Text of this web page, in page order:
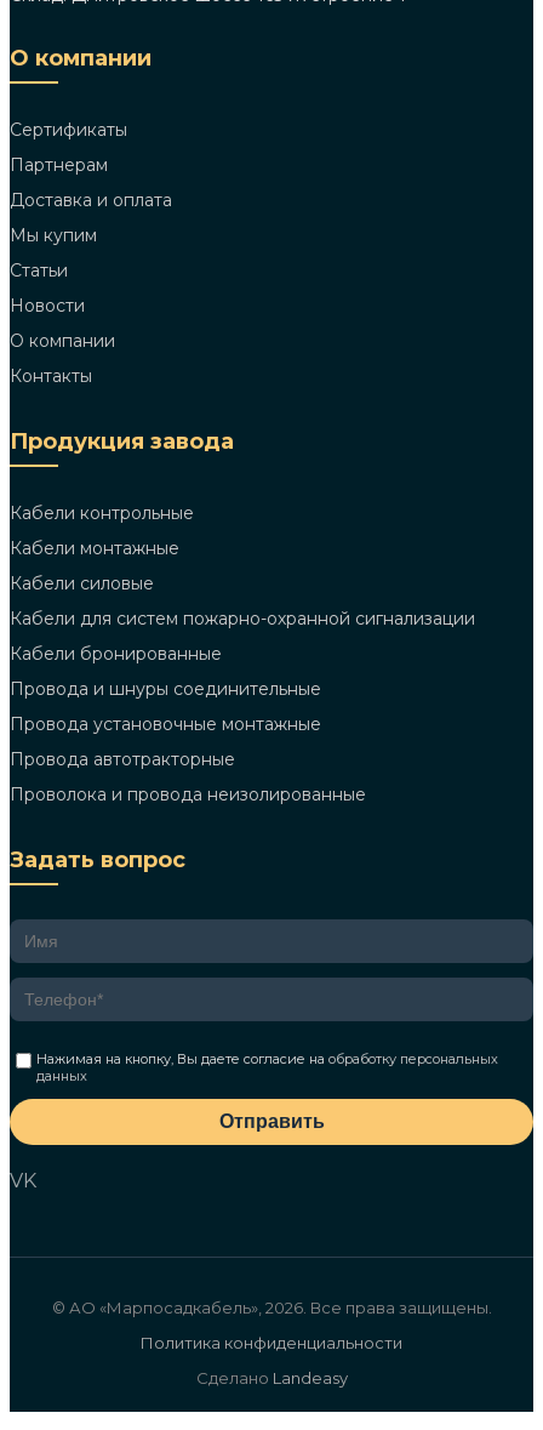
О компании
Сертификаты
Партнерам
Доставка и оплата
Мы купим
Статьи
Новости
О компании
Контакты
Продукция завода
Кабели контрольные
Кабели монтажные
Кабели силовые
Кабели для систем пожарно-охранной сигнализации
Кабели бронированные
Провода и шнуры соединительные
Провода установочные монтажные
Провода автотракторные
Проволока и провода неизолированные
Задать вопрос
Нажимая на кнопку, Вы даете согласие наобработку персональных
данных
Отправить
VK
© АО «Марпосадкабель», 2026. Все права защищены.
Политика конфиденциальности
Сделано Landeasy